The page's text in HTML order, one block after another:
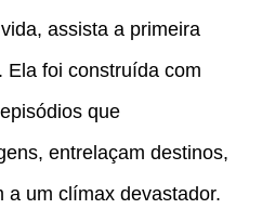
assista a primeira
Ela foi construída com
que
entrelaçam destinos,
a um clímax devastador.